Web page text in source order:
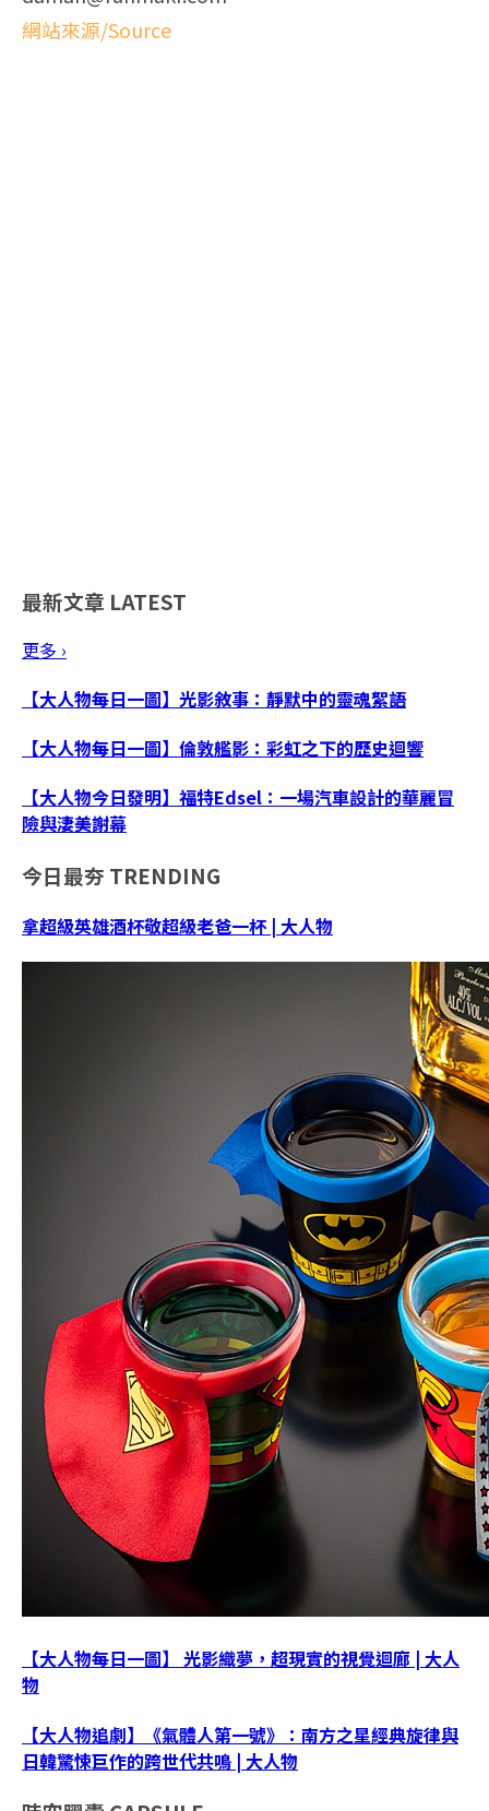
網站來源/Source
最新文章 LATEST
更多 ›
【大人物每日一圖】光影敘事：靜默中的靈魂絮語
【大人物每日一圖】倫敦艦影：彩虹之下的歷史迴響
【大人物今日發明】福特Edsel：一場汽車設計的華麗冒
險與淒美謝幕
今日最夯 TRENDING
拿超級英雄酒杯敬超級老爸一杯 | 大人物
【大人物每日一圖】 光影織夢，超現實的視覺迴廊 | 大人
物
【大人物追劇】《氣體人第一號》：南方之星經典旋律與
日韓驚悚巨作的跨世代共鳴 | 大人物